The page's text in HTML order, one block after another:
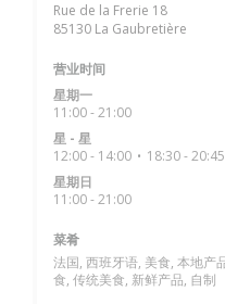
Rue de la Frerie 18
85130 La Gaubretière
营业时间
星期一
11:00 - 21:00
星 - 星
12:00 - 14:00 • 18:30 - 20:45
星期日
11:00 - 21:00
菜肴
法国, 西班牙语, 美食, 本地产
食, 传统美食, 新鲜产品, 自制